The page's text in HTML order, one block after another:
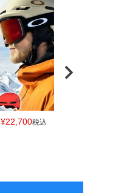
¥22,700税込